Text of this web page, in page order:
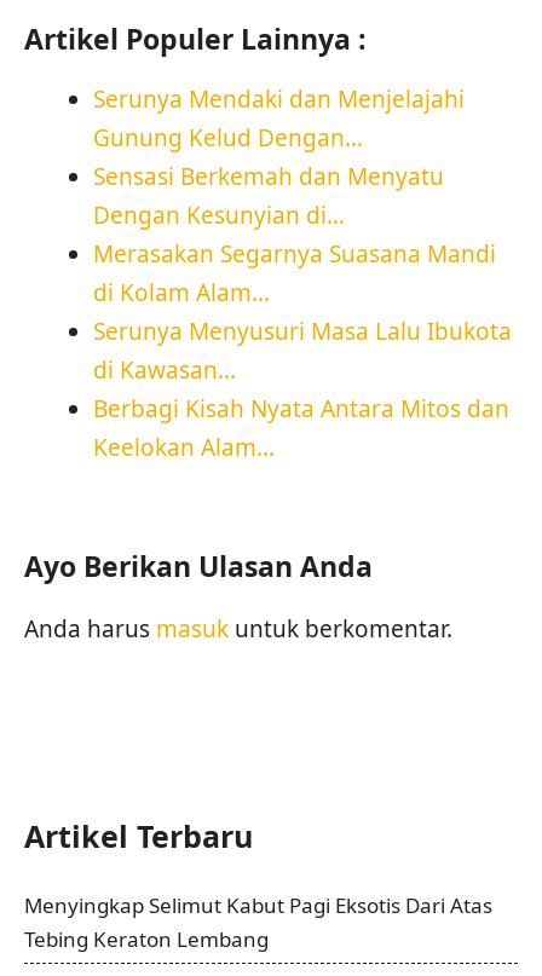
Artikel Populer Lainnya :
Serunya Mendaki dan Menjelajahi
Gunung Kelud Dengan…
Sensasi Berkemah dan Menyatu
Dengan Kesunyian di…
Merasakan Segarnya Suasana Mandi
di Kolam Alam…
Serunya Menyusuri Masa Lalu Ibukota
di Kawasan…
Berbagi Kisah Nyata Antara Mitos dan
Keelokan Alam…
Ayo Berikan Ulasan Anda
Anda harus masuk untuk berkomentar.
Artikel Terbaru
Menyingkap Selimut Kabut Pagi Eksotis Dari Atas
Tebing Keraton Lembang